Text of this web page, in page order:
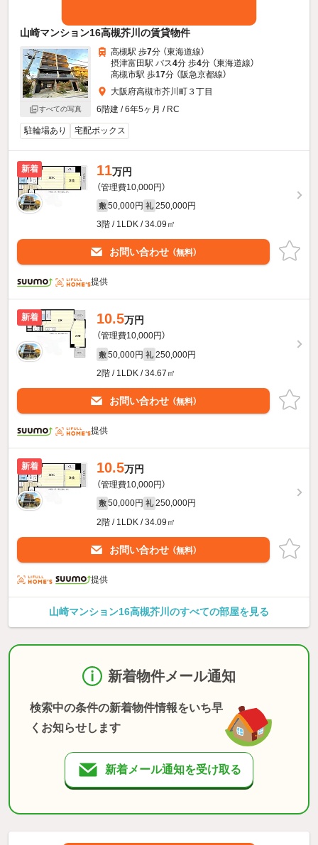
山崎マンション16高槻芥川の賃貸物件
すべての写真
高槻駅 歩7分 （東海道線）
摂津富田駅 バス4分 歩4分 （東海道線）
高槻市駅 歩17分 （阪急京都線）
大阪府高槻市芥川町３丁目
6階建 / 6年5ヶ月 / RC
駐輪場あり 宅配ボックス
新着 11万円
（管理費10,000円）
敷 50,000円 礼 250,000円
3階 / 1LDK / 34.09㎡
お問い合わせ （無料）
提供
新着 10.5万円
（管理費10,000円）
敷 50,000円 礼 250,000円
2階 / 1LDK / 34.67㎡
お問い合わせ （無料）
提供
新着 10.5万円
（管理費10,000円）
敷 50,000円 礼 250,000円
2階 / 1LDK / 34.09㎡
お問い合わせ （無料）
提供
山崎マンション16高槻芥川のすべての部屋を見る
新着物件メール通知
検索中の条件の新着物件情報をいち早
くお知らせします
新着メール通知を受け取る